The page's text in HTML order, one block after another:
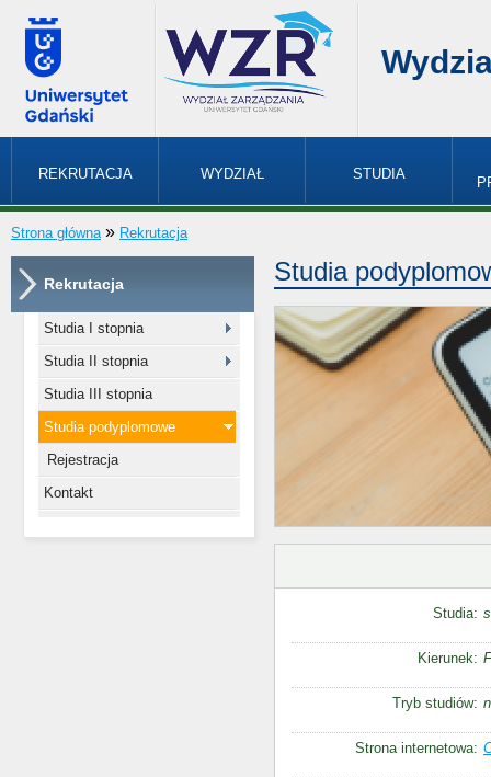
REKRUTACJA WYDZIAŁ STUDIA
Strona główna » Rekrutacja
Rekrutacja
Studia I stopnia
Studia II stopnia
Studia III stopnia
Studia podyplomowe
Rejestracja
Kontakt
Studia
Studia:
Kierunek:
Tryb studiów:
Strona internetowa: